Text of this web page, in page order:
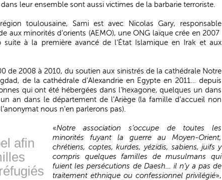
leur ensemble sont aussi victimes de la barbarie terroriste.
toulousaine, Sami est avec Nicolas Gary, responsable
aux minorités d’orients (AEMO), une ONG laïque crée en 2007
suite à la première avancé de l’État Islamique en Irak et aux
de 2008 à 2010, du soutien aux sinistrés de la cathédrale Notre
de la cathédrale d’Alexandrie en Egypte en 2011… depuis
qui ont été hébergées dans l’hexagone, quelques un dans
an dans le département de l’Ariège (la famille d’accueil non
nous n’en parlerons pas).
afin
«Notre association s’occupe de toutes les
minorités fuyant la guerre au Moyen-Orient,
chrétiens, coptes, kurdes, yézidis, sabiens, juifs y
compris quelques familles de musulmans qui
fuient les persécutions de Daesh… il n’y a pas de
traitement ethnique ou confessionnel privilégié»,